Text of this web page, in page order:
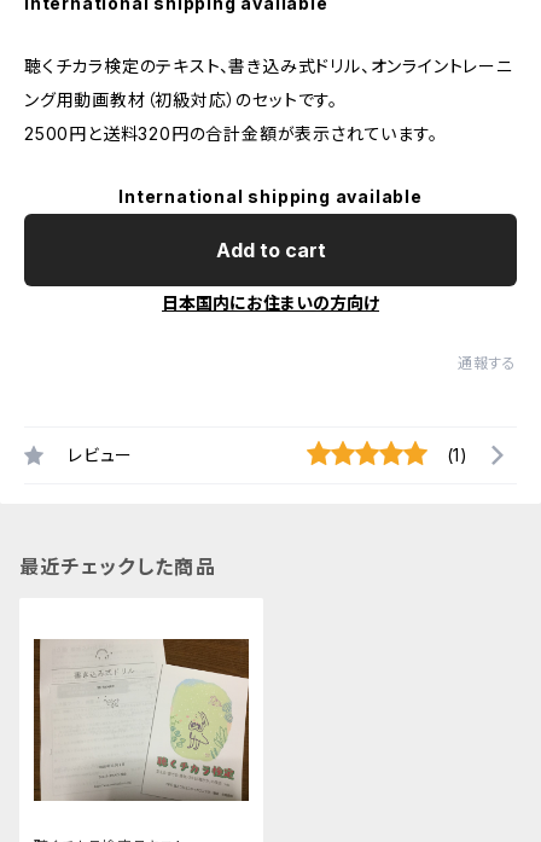
聴くチカラ検定のテキスト、書き込み式ドリル、オンライントレーニ
ング用動画教材（初級対応）のセットです。
2500円と送料320円の合計金額が表示されています。
International shipping available
Add to cart
日本国内にお住まいの方向け
通報する
レビュー (1)
最近チェックした商品